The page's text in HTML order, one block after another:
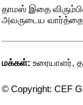
தாமஸ் இதை
அவருடைய
மக்கள்: உரையாளர்,
© Copyright: CEF